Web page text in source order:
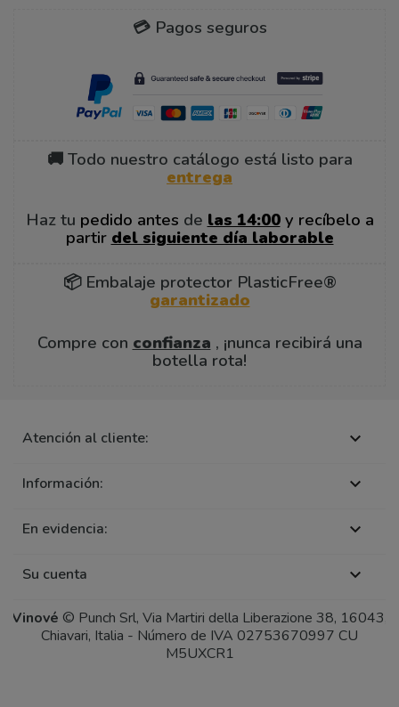
💳 Pagos seguros
🚚 Todo nuestro catálogo está listo para
entrega
Haz tu pedido antes de las 14:00 y recíbelo a
partir del siguiente día laborable
📦 Embalaje protector PlasticFree®
garantizado
Compre con confianza , ¡nunca recibirá una
botella rota!
Atención al cliente: 
Información: 
En evidencia: 
Su cuenta 
Vinové © Punch Srl, Via Martiri della Liberazione 38, 16043,
Chiavari, Italia - Número de IVA 02753670997 CU
M5UXCR1